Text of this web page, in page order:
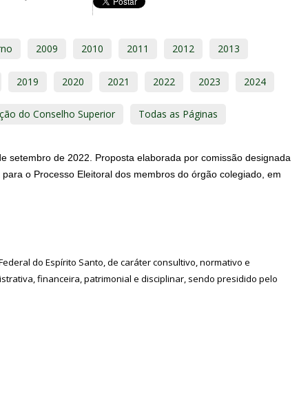
2009 2010 2011 2012 2013
2019 2020 2021 2022 2023 2024
do Conselho Superior Todas as Páginas
setembro de 2022. Proposta elaborada por comissão designada
o Processo Eleitoral dos membros do órgão colegiado, em
do Espírito Santo, de caráter consultivo, normativo e
financeira, patrimonial e disciplinar, sendo presidido pelo